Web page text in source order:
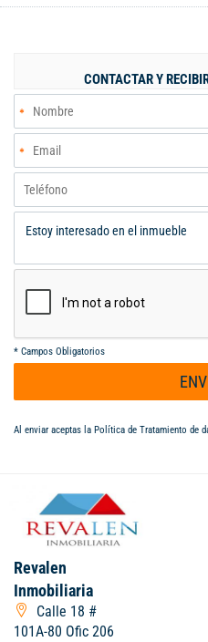
oficios remodelada Terraza con
CONTACTAR Y
* Campos Obligatorios
Al enviar aceptas la Política de Tratamiento de
Revalen
Inmobiliaria
Calle 18 #
101A-80 Ofic 206